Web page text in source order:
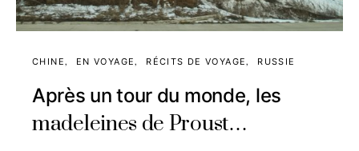
CHINE EN VOYAGE RÉCITS DE VOYAGE RUSSIE
Après un tour du monde, les
madeleines de Proust…